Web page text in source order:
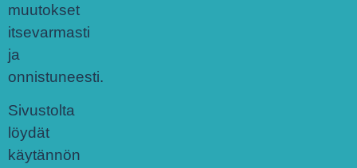
muutokset
itsevarmasti
ja
onnistuneesti.
Sivustolta
löydät
käytännön